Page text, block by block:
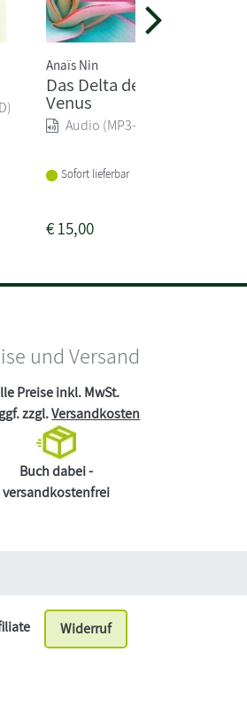
Anaïs Nin
Das Delta der
Venus
Audio (MP3-CD)
Sofort lieferbar
€15,00
und Versand
Preise inkl. MwSt.
zzgl.Versandkosten
Buch dabei -
versandkostenfrei
Widerruf